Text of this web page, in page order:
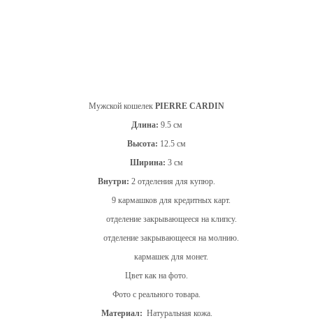
Мужской кошелек PIERRE CARDIN
Длина: 9.5 см
Высота: 12.5 см
Ширина: 3 см
Внутри: 2 отделения для купюр.
9 кармашков для кредитных карт.
отделение закрывающееся на клипсу.
отделение закрывающееся на молнию.
кармашек для монет.
Цвет как на фото.
Фото с реального товара.
Материал: Натуральная кожа.